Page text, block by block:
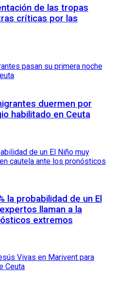
de las tropas
críticas por las
duermen por
habilitado en Ceuta
la probabilidad de un El
llaman a la
extremos